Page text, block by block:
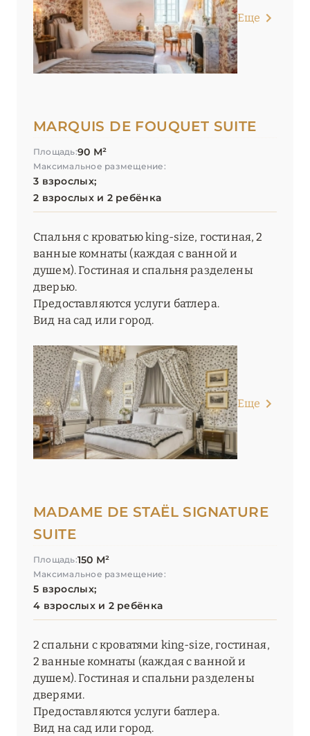
Еще
MARQUIS DE FOUQUET SUITE
Площадь:90 М²
Максимальное размещение:
3 взрослых;
2 взрослых и 2 ребёнка
Спальня с кроватью king-size, гостиная, 2
ванные комнаты (каждая с ванной и
душем). Гостиная и спальня разделены
дверью.
Предоставляются услуги батлера.
Вид на сад или город.
Еще
MADAME DE STAËL SIGNATURE
SUITE
Площадь:150 М²
Максимальное размещение:
5 взрослых;
4 взрослых и 2 ребёнка
2 спальни с кроватями king-size, гостиная,
2 ванные комнаты (каждая с ванной и
душем). Гостиная и спальни разделены
дверями.
Предоставляются услуги батлера.
Вид на сад или город.